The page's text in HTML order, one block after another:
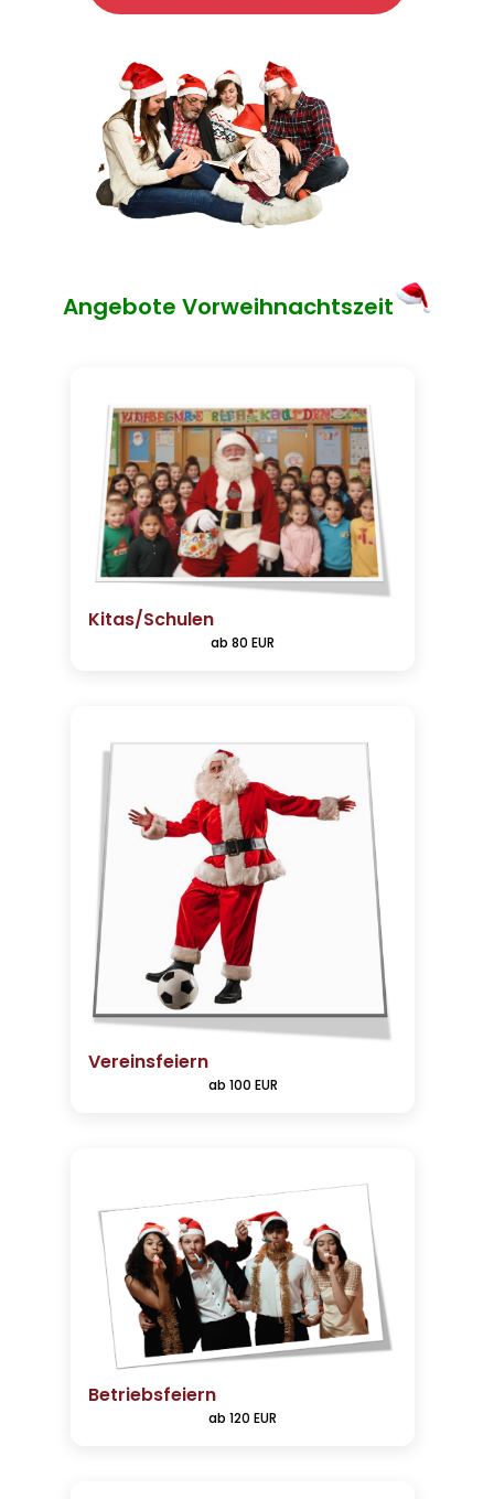
Angebote Vorweihnachtszeit
Kitas/Schulen
ab 80 EUR
Vereinsfeiern
ab 100 EUR
Betriebsfeiern
ab 120 EUR